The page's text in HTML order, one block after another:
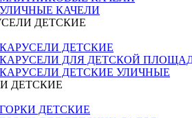
УЛИЧНЫЕ КАЧЕЛИ
ДЕТСКИЕ
КАРУСЕЛИ ДЕТСКИЕ
КАРУСЕЛИ ДЛЯ ДЕТСКОЙ
КАРУСЕЛИ ДЕТСКИЕ УЛИЧНЫЕ
ДЕТСКИЕ
ГОРКИ ДЕТСКИЕ